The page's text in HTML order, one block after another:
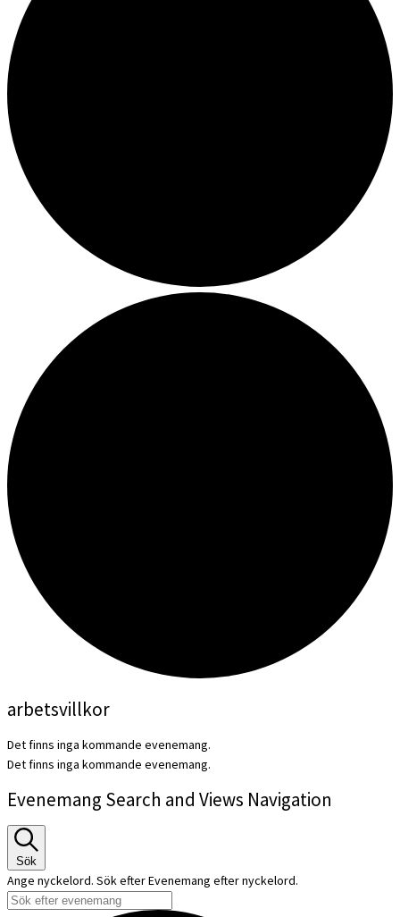
arbetsvillkor
Det finns inga kommande evenemang.
Det finns inga kommande evenemang.
Evenemang Search and Views Navigation
Sök
Ange nyckelord. Sök efter Evenemang efter nyckelord.